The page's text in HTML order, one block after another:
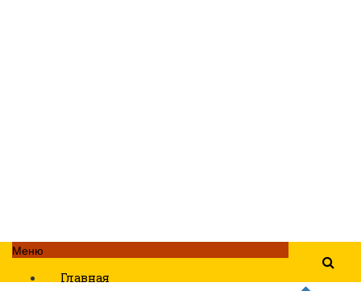
Меню
Главная